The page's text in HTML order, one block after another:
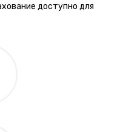
доступно для